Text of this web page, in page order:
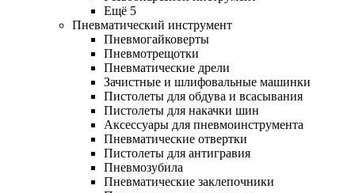
Ещё 5
Пневматический инструмент
Пневмогайковерты
Пневмотрещотки
Пневматические дрели
Зачистные и шлифовальные машинки
Пистолеты для обдува и всасывания
Пистолеты для накачки шин
Аксессуары для пневмоинструмента
Пневматические отвертки
Пистолеты для антигравия
Пневмозубила
Пневматические заклепочники